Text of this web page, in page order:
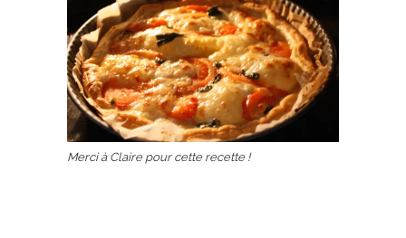
Merci à Claire pour cette recette !